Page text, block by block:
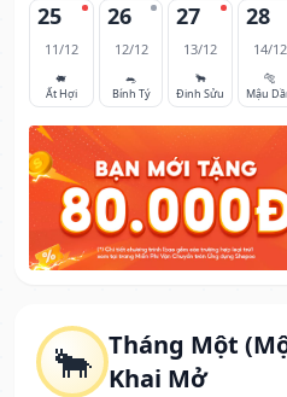
🐂 Tháng Một
Khai Mở
25
11/12
🐖
Ất Hợi
26
12/12
🐀
Bính Tý
27
13/12
🐂
Đinh Sửu
28
14/12
🐅
Mậu